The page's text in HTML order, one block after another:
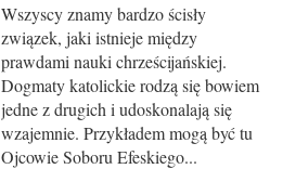
Wszyscy znamy bardzo ścisły
związek, jaki istnieje między
prawdami nauki chrześcijańskiej.
Dogmaty katolickie rodzą się bowiem
jedne z drugich i udoskonalają się
wzajemnie. Przykładem mogą być tu
Ojcowie Soboru Efeskiego...